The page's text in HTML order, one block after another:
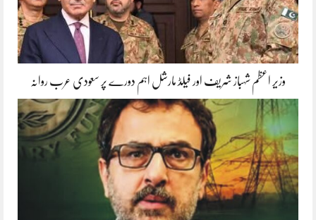
وزیر اعظم شہباز شریف اور فیلڈ مارشل اہم دورے پر سعودی عرب روانہ